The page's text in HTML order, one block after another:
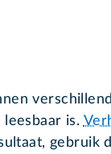
is.
gebruik